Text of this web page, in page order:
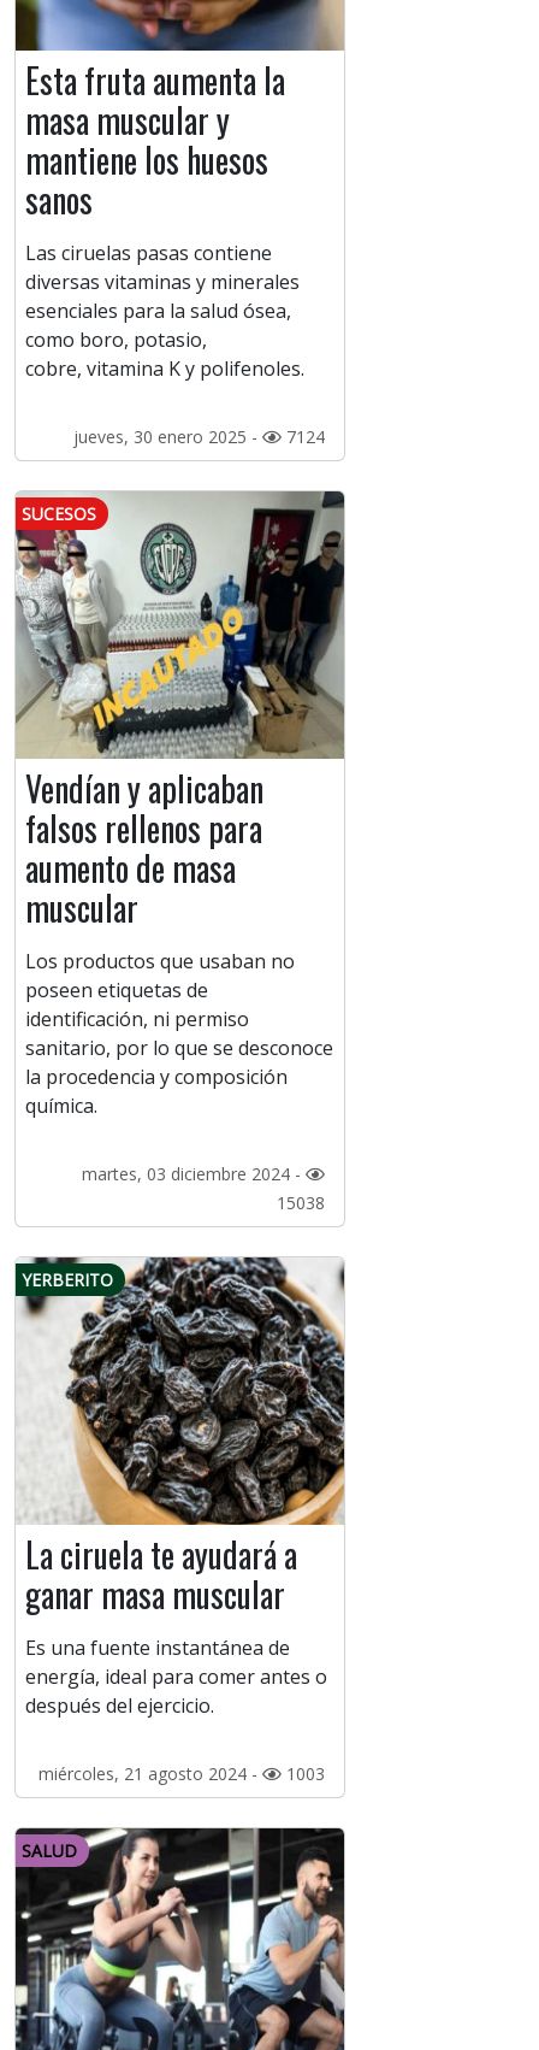
Esta fruta aumenta la
masa muscular y
mantiene los huesos
sanos
Las ciruelas pasas contiene
diversas vitaminas y minerales
esenciales para la salud ósea,
como boro, potasio,
cobre, vitamina K y polifenoles.
jueves, 30 enero 2025 - 7124
SUCESOS
Vendían y aplicaban
falsos rellenos para
aumento de masa
muscular
Los productos que usaban no
poseen etiquetas de
identificación, ni permiso
sanitario, por lo que se desconoce
la procedencia y composición
química.
martes, 03 diciembre 2024 -
15038
YERBERITO
La ciruela te ayudará a
ganar masa muscular
Es una fuente instantánea de
energía, ideal para comer antes o
después del ejercicio.
miércoles, 21 agosto 2024 - 1003
SALUD